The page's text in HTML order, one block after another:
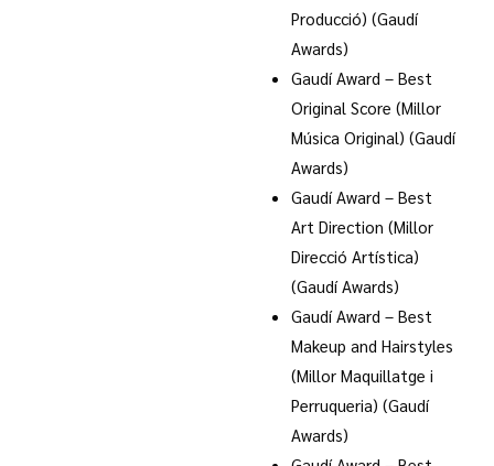
Producció) (Gaudí
Awards)
Gaudí Award – Best
Original Score (Millor
Música Original) (Gaudí
Awards)
Gaudí Award – Best
Art Direction (Millor
Direcció Artística)
(Gaudí Awards)
Gaudí Award – Best
Makeup and Hairstyles
(Millor Maquillatge i
Perruqueria) (Gaudí
Awards)